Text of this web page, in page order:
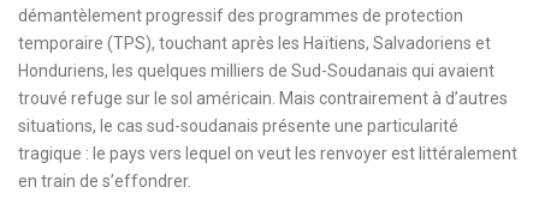
démantèlement progressif des programmes de protection
temporaire (TPS), touchant après les Haïtiens, Salvadoriens et
Honduriens, les quelques milliers de Sud-Soudanais qui avaient
trouvé refuge sur le sol américain. Mais contrairement à d’autres
situations, le cas sud-soudanais présente une particularité
tragique : le pays vers lequel on veut les renvoyer est littéralement
en train de s’effondrer.